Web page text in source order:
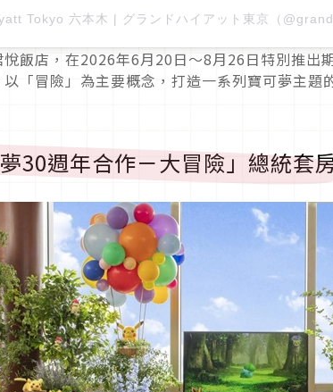
悅飯店，在2026年6月20日～8月26日特別推出
「冒險」為主要概念，打造一系列寶可夢主題
30週年合作－大冒險」總統套